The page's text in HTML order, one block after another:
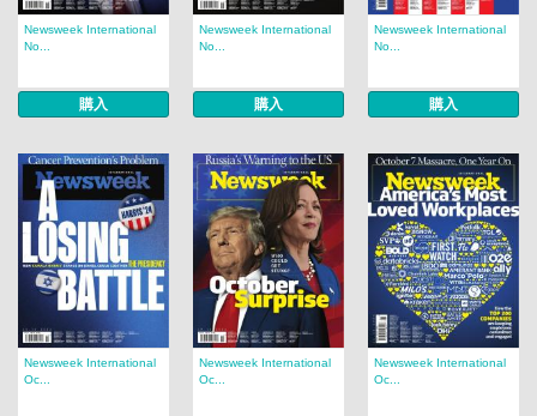
Newsweek International
No...
購入
Newsweek International
No...
購入
Newsweek International
No...
購入
Newsweek International
Oc...
Newsweek International
Oc...
Newsweek International
Oc...